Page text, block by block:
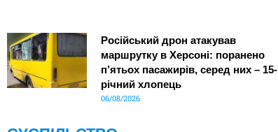
Російський дрон атакував
маршрутку в Херсоні: поранено
п’ятьох пасажирів, серед них – 15-
річний хлопець
06/08/2026